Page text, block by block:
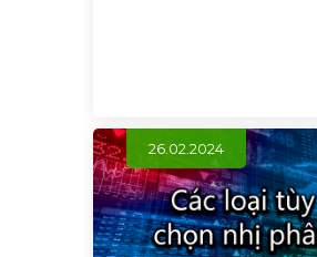
26.02.2024